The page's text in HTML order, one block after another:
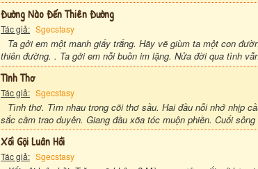
Đường Nào Đến Thiên Đường
Tác giả: Sgecstasy
Ta gởi em một manh giấy trắng. Hãy vẽ giùm ta một con
thiên đường. . Ta gởi em nỗi buồn im lặng. Nửa đời qua tình
Tình Thơ
Tác giả: Sgecstasy
Tình thơ. Tìm nhau trong cõi thơ sầu. Hai đầu nỗi nhớ nhịp
sắc cầm trao duyên. Giang đầu xõa tóc muộn phiền. Cuối
Xối Gội Luân Hồi
Tác giả: Sgecstasy